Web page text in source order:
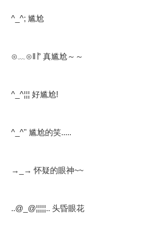
^_^; 尴尬
⊙﹏⊙‖∣° 真尴尬～～
^_^¦¦¦ 好尴尬!
^_^" 尴尬的笑.....
→_→ 怀疑的眼神~~
..@_@¦¦¦¦¦.. 头昏眼花